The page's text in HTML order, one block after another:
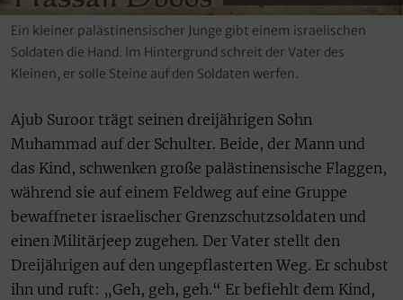
Ein kleiner palästinensischer Junge gibt einem israelischen
Soldaten die Hand. Im Hintergrund schreit der Vater des
Kleinen, er solle Steine auf den Soldaten werfen.
Ajub Suroor trägt seinen dreijährigen Sohn
Muhammad auf der Schulter. Beide, der Mann und
das Kind, schwenken große palästinensische Flaggen,
während sie auf einem Feldweg auf eine Gruppe
bewaffneter israelischer Grenzschutzsoldaten und
einen Militärjeep zugehen. Der Vater stellt den
Dreijährigen auf den ungepflasterten Weg. Er schubst
ihn und ruft: „Geh, geh, geh.“ Er befiehlt dem Kind,